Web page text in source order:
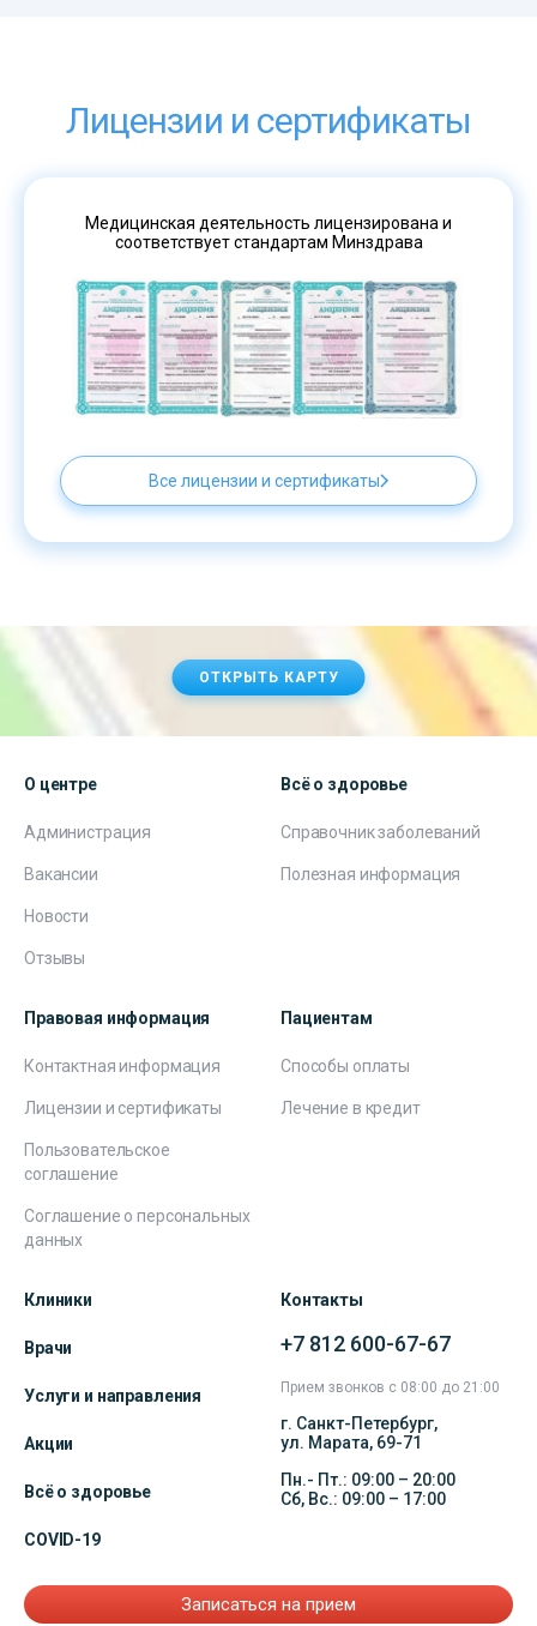
Лицензии и сертификаты
Медицинская деятельность лицензирована и
соответствует стандартам Минздрава
Все лицензии и сертификаты
ОТКРЫТЬ КАРТУ
О центре
Администрация
Вакансии
Новости
Отзывы
Всё о здоровье
Справочник заболеваний
Полезная информация
Правовая информация
Контактная информация
Лицензии и сертификаты
Пользовательское
соглашение
Соглашение о персональных
данных
Пациентам
Способы оплаты
Лечение в кредит
Клиники
Врачи
Услуги и направления
Акции
Всё о здоровье
COVID-19
Контакты
+7 812 600-67-67
Прием звонков с 08:00 до 21:00
г. Санкт-Петербург,
ул. Марата, 69-71
Пн.- Пт.: 09:00 – 20:00
Сб, Вс.: 09:00 – 17:00
Записаться на прием